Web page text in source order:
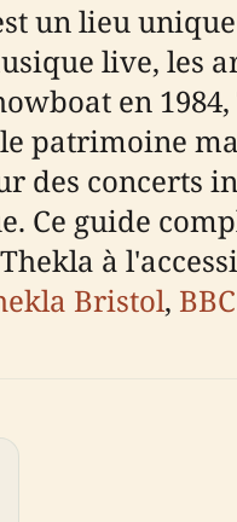
un lieu
live, les
en
patrimoine
des concerts
guide
à
Bristol,